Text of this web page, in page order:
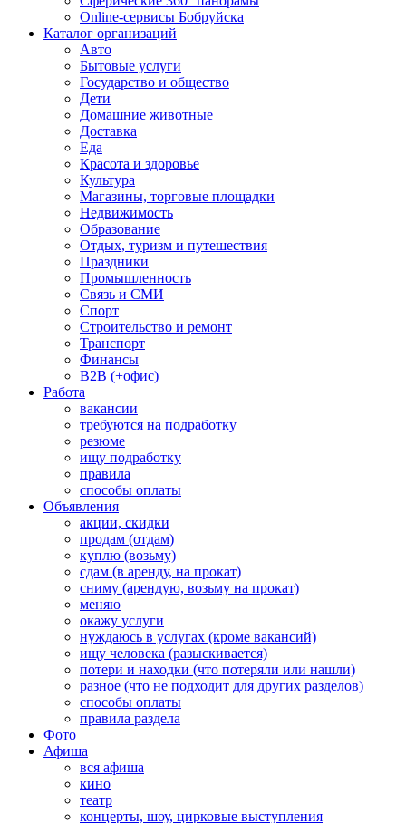
Online-сервисы Бобруйска
Каталог организаций
Авто
Бытовые услуги
Государство и общество
Дети
Домашние животные
Доставка
Еда
Красота и здоровье
Культура
Магазины, торговые площадки
Недвижимость
Образование
Отдых, туризм и путешествия
Праздники
Промышленность
Связь и СМИ
Спорт
Строительство и ремонт
Транспорт
Финансы
B2B (+офис)
Работа
вакансии
требуются на подработку
резюме
ищу подработку
правила
способы оплаты
Объявления
акции, скидки
продам (отдам)
куплю (возьму)
сдам (в аренду, на прокат)
сниму (арендую, возьму на прокат)
меняю
окажу услуги
нуждаюсь в услугах (кроме вакансий)
ищу человека (разыскивается)
потери и находки (что потеряли или нашли)
разное (что не подходит для других разделов)
способы оплаты
правила раздела
Фото
Афиша
вся афиша
кино
театр
концерты, шоу, цирковые выступления